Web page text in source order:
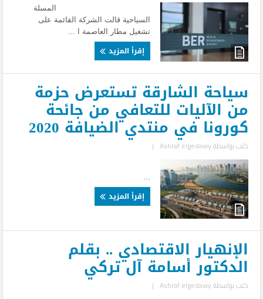
المسلة
السياحية قالت الشركة القائمة على
تشغيل مطار العاصمة ا ...
إقرأ المزيد
سياحة الشارقة تستعرض حزمة
من الآليات للتعافي من جائحة
كورونا في منتدي الضيافة 2020
كتب بواسطةAshraf elgedawy
|
إقرأ المزيد
الإنهيار الاقتصادي .. بقلم
الدكتور أسامة آل تركي
كتب بواسطةAshraf elgedawy
|